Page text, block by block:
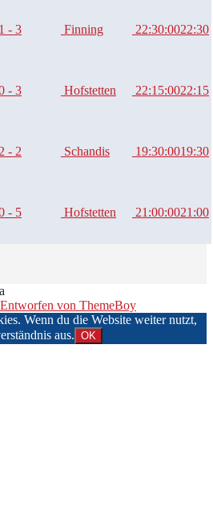
1 - 3 Finning 22:30:0022:30
- 3 Hofstetten 22:15:0022:15
2 - 2 Schandis 19:30:0019:30
- 5 Hofstetten 21:00:0021:00
Entworfen von ThemeBoy
Wenn du die Website weiter nutzt,
aus. OK